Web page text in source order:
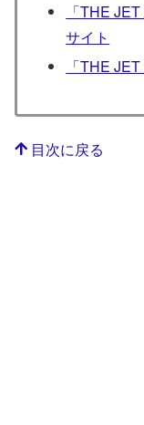
「THE
サイト
「THE
目次に戻る